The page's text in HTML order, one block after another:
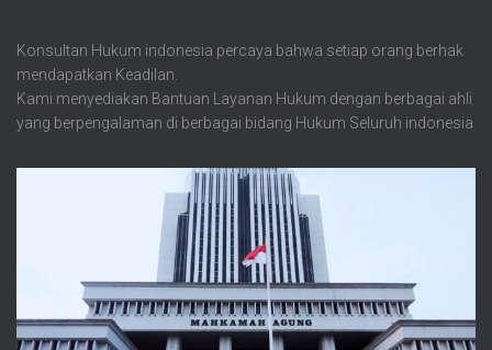
Konsultan Hukum indonesia percaya bahwa setiap orang berhak
mendapatkan Keadilan.
Kami menyediakan Bantuan Layanan Hukum dengan berbagai ahli
yang berpengalaman di berbagai bidang Hukum Seluruh indonesia